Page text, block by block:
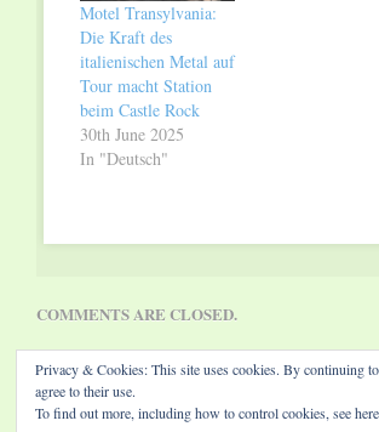
Motel Transylvania:
Die Kraft des
italienischen Metal auf
Tour macht Station
beim Castle Rock
30th June 2025
In "Deutsch"
COMMENTS ARE CLOSED.
Privacy & Cookies: This site uses cookies. By continuing
agree to their use.
To find out more, including how to control cookies, see